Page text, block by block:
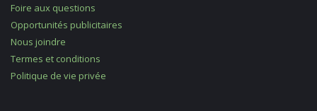
Foire aux questions
Opportunités publicitaires
Nous joindre
Termes et conditions
Politique de vie privée